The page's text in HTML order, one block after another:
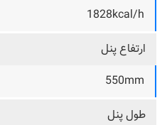
1828kcal/h
ارتفاع پنل
550mm
طول پنل